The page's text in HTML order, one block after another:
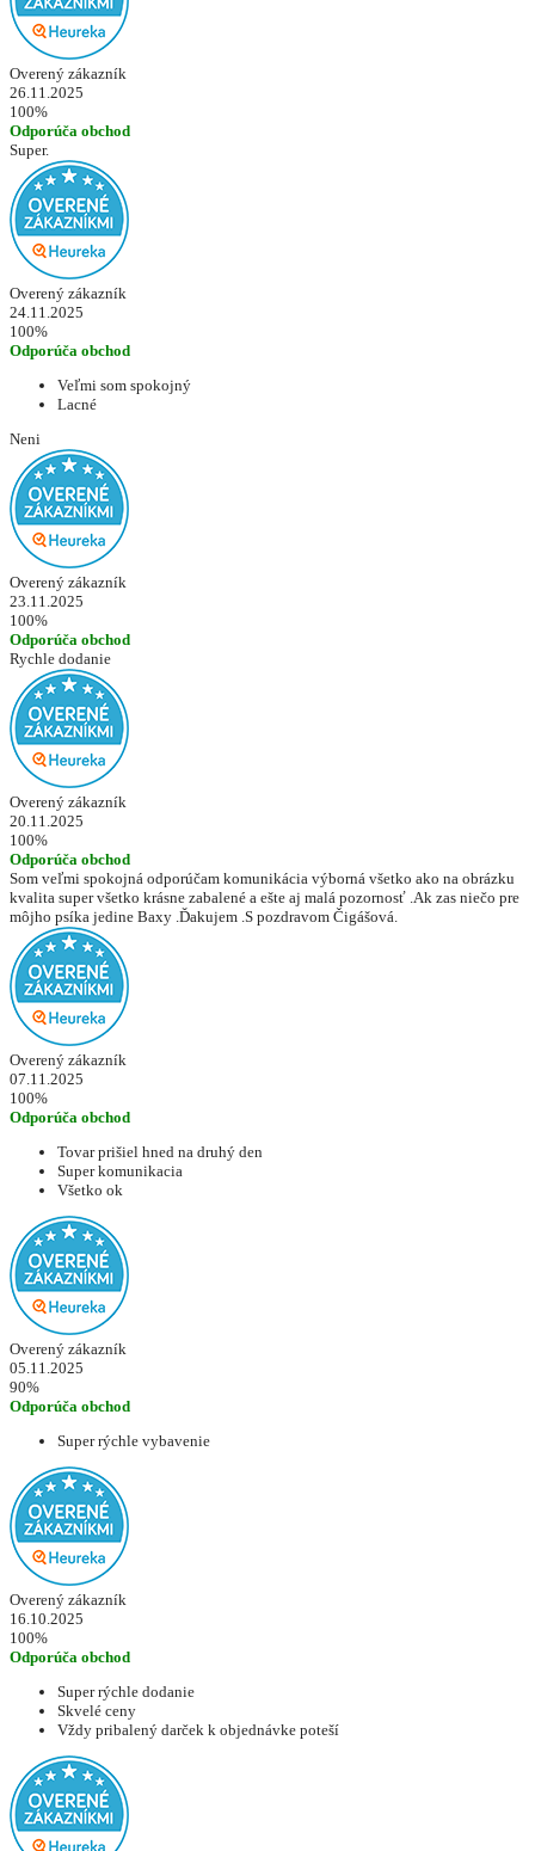
Overený zákazník
26.11.2025
100%
Odporúča obchod
Super.
Overený zákazník
24.11.2025
100%
Odporúča obchod
Veľmi som spokojný
Lacné
Neni
Overený zákazník
23.11.2025
100%
Odporúča obchod
Rychle dodanie
Overený zákazník
20.11.2025
100%
Odporúča obchod
Som veľmi spokojná odporúčam komunikácia výborná všetko ako na obrázku
kvalita super všetko krásne zabalené a ešte aj malá pozornosť .Ak zas niečo pre
môjho psíka jedine Baxy .Ďakujem .S pozdravom Čigášová.
Overený zákazník
07.11.2025
100%
Odporúča obchod
Tovar prišiel hned na druhý den
Super komunikacia
Všetko ok
Overený zákazník
05.11.2025
90%
Odporúča obchod
Super rýchle vybavenie
Overený zákazník
16.10.2025
100%
Odporúča obchod
Super rýchle dodanie
Skvelé ceny
Vždy pribalený darček k objednávke poteší